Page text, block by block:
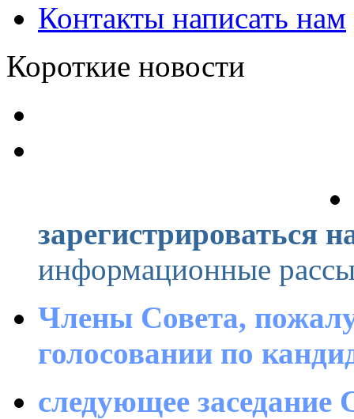
Контакты написать нам
Короткие новости
зарегистрироваться
информационные
Члены Совета,
голосовании по
следующее заседание